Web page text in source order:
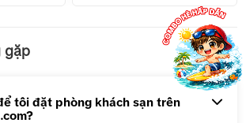
5N4Đ Hà Nội – Bali – Hà Nội
gặp
tôi đặt phòng khách sạn trên